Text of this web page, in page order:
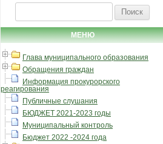
МЕНЮ
Глава муниципального образования
Обращения граждан
Информация прокурорского
реагирования
Публичные слушания
БЮДЖЕТ 2021-2023 годы
Муниципальный контроль
Бюджет 2022 -2024 года